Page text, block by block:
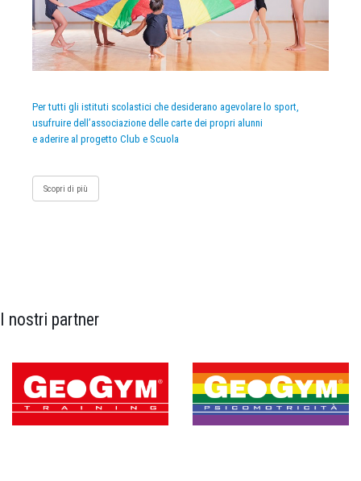
Per tutti gli istituti scolastici che desiderano agevolare lo sport,
usufruire dell’associazione delle carte dei propri alunni
e aderire al progetto Club e Scuola
Scopri di più
I nostri partner